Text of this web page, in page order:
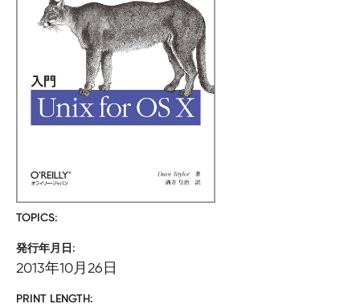
TOPICS
発行年月日
2013年10月26日
PRINT LENGTH